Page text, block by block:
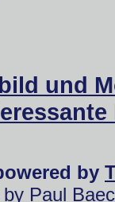
und
by
Paul